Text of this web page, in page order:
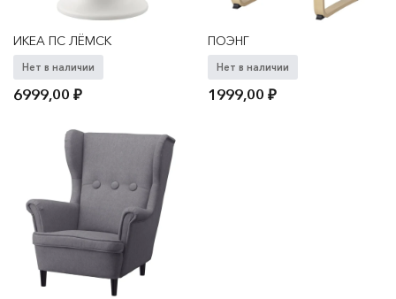
ИКЕА ПС ЛЁМСК
Нет в наличии
6999,00₽
ПОЭНГ
Нет в наличии
1999,00₽